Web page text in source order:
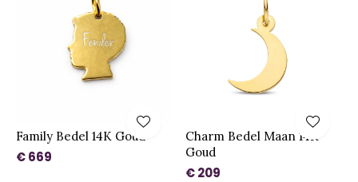
Family Bedel 14K Goud
€ 669
Charm Bedel Maan 14K
Goud
€ 209